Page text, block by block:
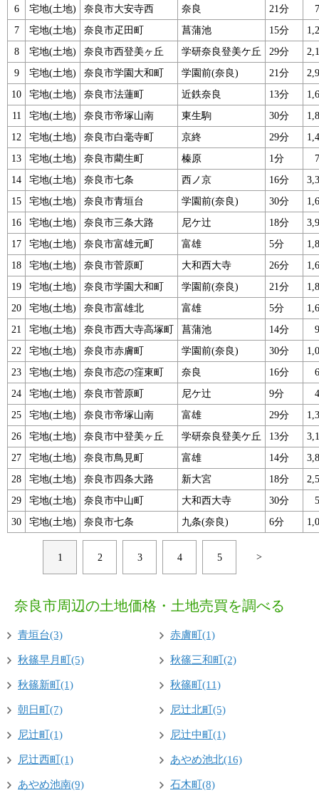
6
宅地(土地) 奈良市大安寺西 奈良 21分
7
宅地(土地) 奈良市疋田町 菖蒲池 15分
8
宅地(土地) 奈良市西登美ヶ丘 学研奈良登美ケ丘 29分
9
宅地(土地) 奈良市学園大和町 学園前(奈良) 21分
10
宅地(土地) 奈良市法蓮町 近鉄奈良 13分
11
宅地(土地) 奈良市帝塚山南 東生駒 30分
12
宅地(土地) 奈良市白毫寺町 京終 29分
13
宅地(土地) 奈良市藺生町 榛原 1分
14
宅地(土地) 奈良市七条 西ノ京 16分
15
宅地(土地) 奈良市青垣台 学園前(奈良) 30分
16
宅地(土地) 奈良市三条大路 尼ケ辻 18分
17
宅地(土地) 奈良市富雄元町 富雄 5分
18
宅地(土地) 奈良市菅原町 大和西大寺 26分
19
宅地(土地) 奈良市学園大和町 学園前(奈良) 21分
20
宅地(土地) 奈良市富雄北 富雄 5分
21
宅地(土地) 奈良市西大寺高塚町 菖蒲池 14分
22
宅地(土地) 奈良市赤膚町 学園前(奈良) 30分
23
宅地(土地) 奈良市恋の窪東町 奈良 16分
24
宅地(土地) 奈良市菅原町 尼ケ辻 9分
25
宅地(土地) 奈良市帝塚山南 富雄 29分
26
宅地(土地) 奈良市中登美ヶ丘 学研奈良登美ケ丘 13分
27
宅地(土地) 奈良市鳥見町 富雄 14分
28
宅地(土地) 奈良市四条大路 新大宮 18分
29
宅地(土地) 奈良市中山町 大和西大寺 30分
30
宅地(土地) 奈良市七条 九条(奈良) 6分
1 2 3 4 5 >
奈良市周辺の土地価格・土地売買を調べる
青垣台(3) 赤膚町(1)
秋篠早月町(5) 秋篠三和町(2)
秋篠新町(1) 秋篠町(11)
朝日町(7) 尼辻北町(5)
尼辻町(1) 尼辻中町(1)
尼辻西町(1) あやめ池北(16)
あやめ池南(9) 石木町(8)